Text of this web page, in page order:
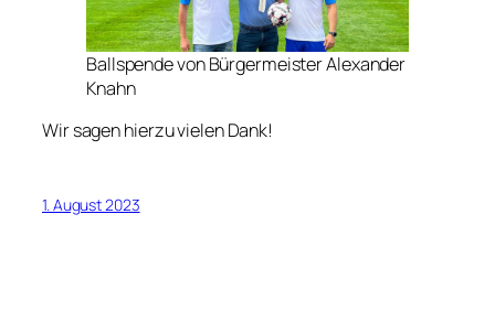
Ballspende von Bürgermeister Alexander
Knahn
Wir sagen hierzu vielen Dank!
1. August 2023